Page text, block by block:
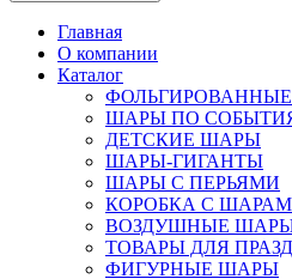
Главная
О компании
Каталог
ШАРЫ ПО
ДЕТСКИЕ ШАРЫ
ШАРЫ-ГИГАНТЫ
ШАРЫ С ПЕРЬЯМИ
КОРОБКА С
ВОЗДУШНЫЕ
ТОВАРЫ ДЛЯ
ФИГУРНЫЕ ШАРЫ